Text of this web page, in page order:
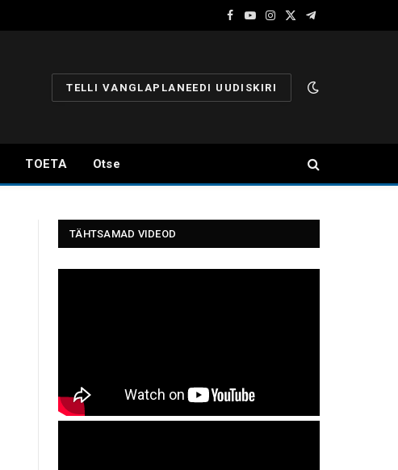
Facebook
YouTube
Instagram
X
Telegram
TELLI VANGLAPLANEEDI UUDISKIRI
TOETA Otse
TÄHTSAMAD VIDEOD